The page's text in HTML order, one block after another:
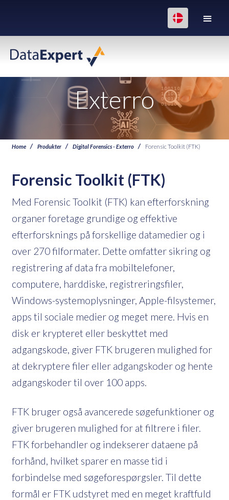
Exterro
Home Produkter Digital Forensics - Exterro Forensic Toolkit (FTK)
Forensic Toolkit (FTK)
Med Forensic Toolkit (FTK) kan efterforskning
organer foretage grundige og effektive
efterforsknings på forskellige datamedier og i
over 270 filformater. Dette omfatter sikring og
registrering af data fra mobiltelefoner,
computere, harddiske, registreringsfiler,
Windows-systemoplysninger, Apple-filsystemer,
apps til sociale medier og meget mere. Hvis en
disk er krypteret eller beskyttet med
adgangskode, giver FTK brugeren mulighed for
at dekryptere filer eller adgangskoder og hente
adgangskoder til over 100 apps.
FTK bruger også avancerede søgefunktioner og
giver brugeren mulighed for at filtrere i filer.
FTK forbehandler og indekserer dataene på
forhånd, hvilket sparer en masse tid i
forbindelse med søgeforespørgsler. Til dette
formål er FTK udstyret med en meget kraftfuld